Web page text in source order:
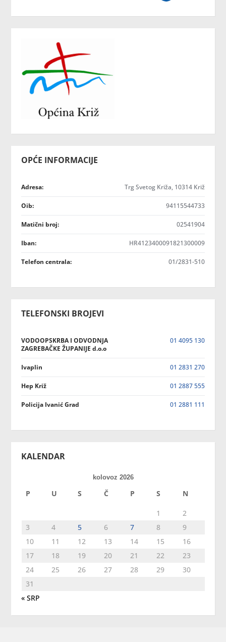
OPĆE INFORMACIJE
Adresa: Trg Svetog Križa, 10314 Križ
Oib: 94115544733
Matični broj: 02541904
Iban: HR4123400091821300009
Telefon centrala: 01/2831-510
TELEFONSKI BROJEVI
VODOOPSKRBA I ODVODNJA
ZAGREBAČKE ŽUPANIJE d.o.o
01 4095 130
Ivaplin 01 2831 270
Hep Križ 01 2887 555
Policija Ivanić Grad 01 2881 111
KALENDAR
kolovoz 2026
P U S Č P S N
1
2
3
4 5 6 7 8
9
10
11 12 13 14 15
16
17
18 19 20 21 22
23
24
25 26 27 28 29
30
31
« SRP